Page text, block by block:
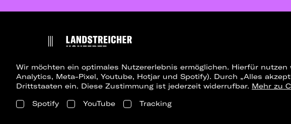
Wir möchten ein optimales Nutzererlebnis ermöglichen. Hierfür
Analytics, Meta-Pixel, Youtube, Hotjar und Spotify). Durch „Alles
Drittstaaten ein. Diese Zustimmung ist jederzeit widerrufbar. Mehr zu
Spotify
YouTube Tracking